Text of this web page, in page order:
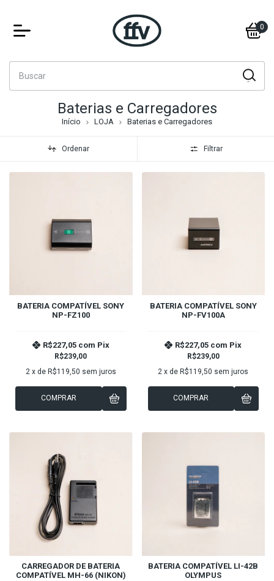
0
Baterias e Carregadores
Início LOJA Baterias e Carregadores
Ordenar Filtrar
BATERIA COMPATÍVEL SONY
NP-FZ100
R$239,00
R$227,05 com Pix
2 x de R$119,50 sem juros
COMPRAR
BATERIA COMPATÍVEL SONY
NP-FV100A
R$239,00
R$227,05 com Pix
2 x de R$119,50 sem juros
COMPRAR
CARREGADOR DE BATERIA
COMPATÍVEL MH-66 (NIKON)
BATERIA COMPATÍVEL LI-42B
OLYMPUS